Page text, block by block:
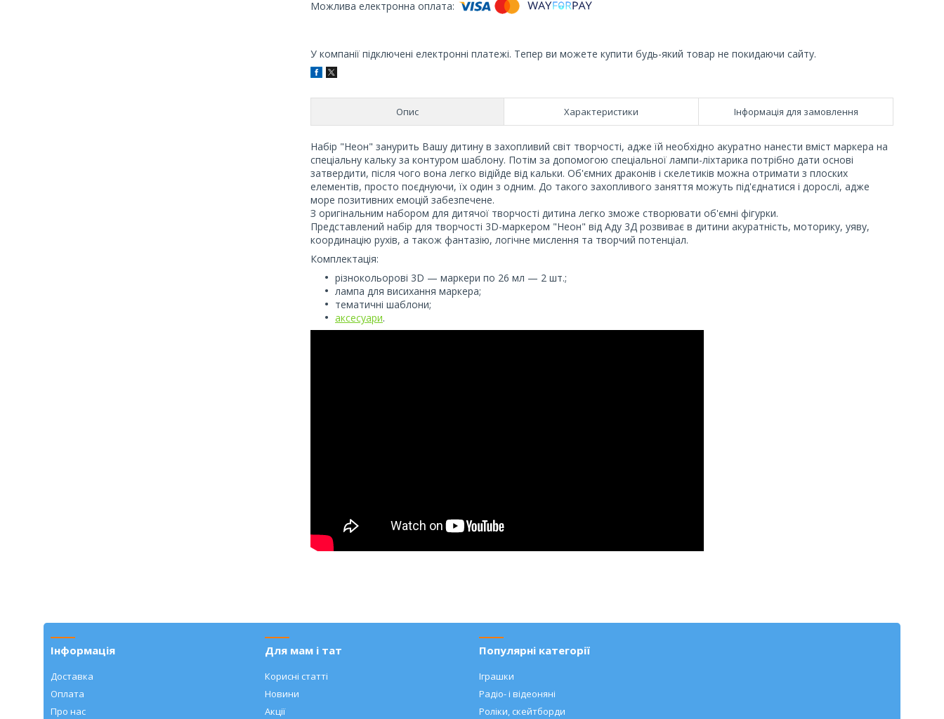
У компанії підключені електронні платежі. Тепер ви можете купити будь-який товар не покидаючи сайту.
Опис Характеристики Інформація для замовлення
Набір "Неон" занурить Вашу дитину в захопливий світ творчості, адже їй необхідно акуратно нанести вміст маркера на
спеціальну кальку за контуром шаблону. Потім за допомогою спеціальної лампи-ліхтарика потрібно дати основі
затвердити, після чого вона легко відійде від кальки. Об'ємних драконів і скелетиків можна отримати з плоских
елементів, просто поєднуючи, їх один з одним. До такого захопливого заняття можуть під'єднатися і дорослі, адже
море позитивних емоцій забезпечене.
З оригінальним набором для дитячої творчості дитина легко зможе створювати об'ємні фігурки.
Представлений набір для творчості 3D-маркером "Неон" від Аду 3Д розвиває в дитини акуратність, моторику, уяву,
координацію рухів, а також фантазію, логічне мислення та творчий потенціал.
Комплектація:
різнокольорові 3D — маркери по 26 мл — 2 шт.;
лампа для висихання маркера;
тематичні шаблони;
аксесуари.
Інформація
Доставка
Оплата
Про нас
Для мам і тат
Корисні статті
Новини
Акції
Популярні категорії
Іграшки
Радіо- і відеоняні
Роліки, скейтборди